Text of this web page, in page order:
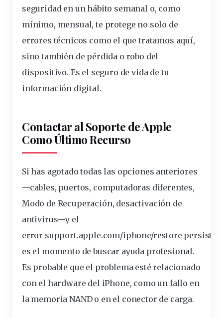
seguridad en un hábito semanal o, como
mínimo, mensual, te protege no solo de
errores técnicos como el que tratamos aquí,
sino también de pérdida o robo del
dispositivo. Es el seguro de vida de tu
información digital.
Contactar al Soporte de Apple
Como Último Recurso
Si has agotado todas las opciones anteriores
—cables, puertos, computadoras diferentes,
Modo de Recuperación, desactivación de
antivirus—y el
error support.apple.com/iphone/restore persiste,
es el momento de buscar ayuda profesional.
Es probable que el problema esté relacionado
con el hardware del iPhone, como un fallo en
la memoria NAND o en el conector de carga.